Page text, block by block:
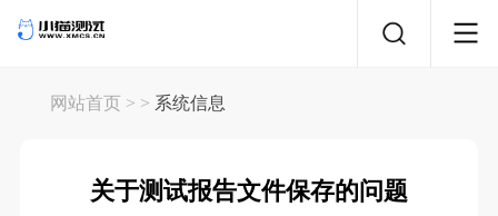
网站首页 > > 系统信息
关于测试报告文件保存的问题